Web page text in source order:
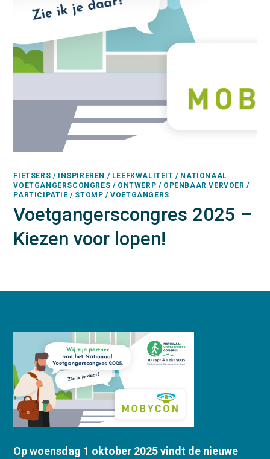
FIETSERS / INSPIREREN / LEEFKWALITEIT / NATIONAAL
VOETGANGERSCONGRES / ONTWERP / OPENBAAR VERVOER /
PARTICIPATIE / STOMP / VOETGANGERS
Voetgangerscongres 2025 –
Kiezen voor lopen!
Op woensdag 1 oktober 2025 vindt de nieuwe